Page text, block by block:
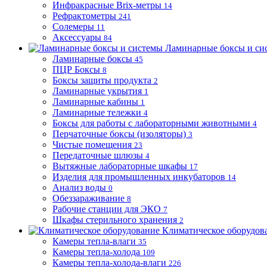
Инфракрасные Brix-метры 14
Рефрактометры 241
Солемеры 11
Аксессуары 84
Ламинарные боксы и
Ламинарные боксы 45
ПЦР Боксы 8
Боксы защиты продукта 2
Ламинарные укрытия 1
Ламинарные кабины 1
Ламинарные тележки 4
Боксы для работы с лабораторными животными 4
Перчаточные боксы (изоляторы) 3
Чистые помещения 23
Передаточные шлюзы 4
Вытяжные лабораторные шкафы 17
Изделия для промышленных инкубаторов 14
Анализ воды 0
Обеззараживание 8
Рабочие станции для ЭКО 7
Шкафы стерильного хранения 2
Климатическое
Камеры тепла-влаги 35
Камеры тепла-холода 109
Камеры тепла-холода-влаги 226